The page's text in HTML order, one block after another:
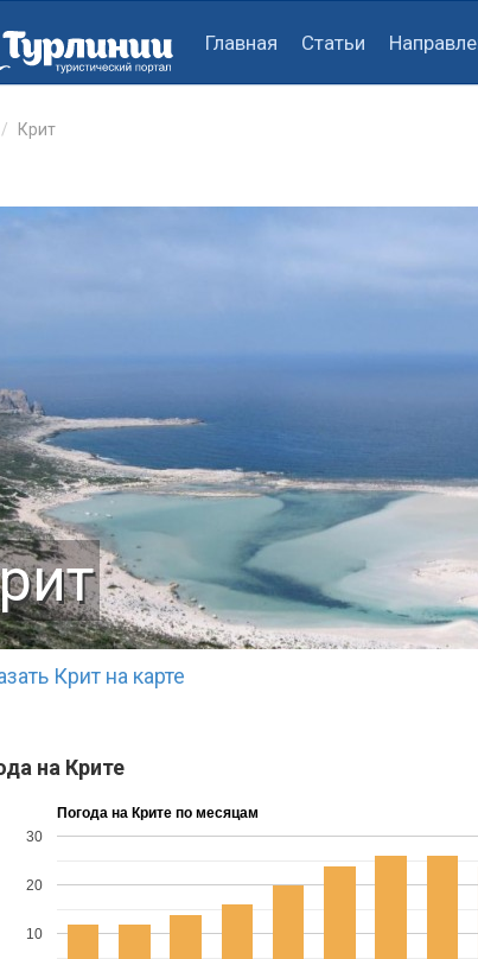
Главная Статьи
Крит
Крит на карте
на Крите
Погода на Крите по месяцам
10
20
30